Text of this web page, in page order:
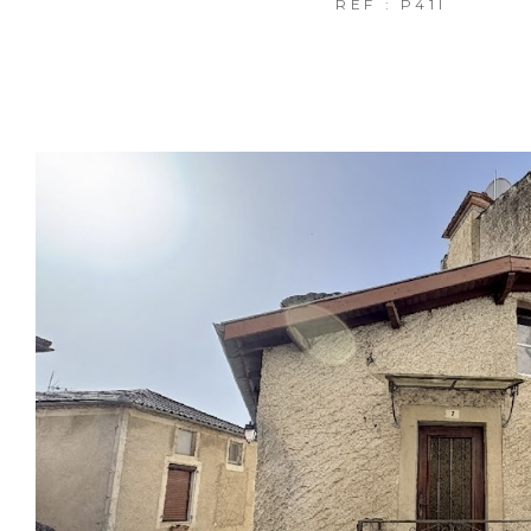
REF : P41I